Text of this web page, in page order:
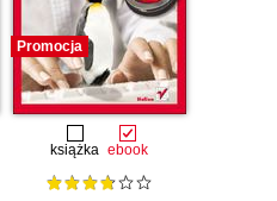
Promocja
książka ebook